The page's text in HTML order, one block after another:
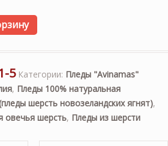
1-5″140х220см.
5 Категории: Пледы "Avinamas"
, Пледы 100% натуральная
шерсть новозеландских ягнят),
овечья шерсть, Пледы из шерсти